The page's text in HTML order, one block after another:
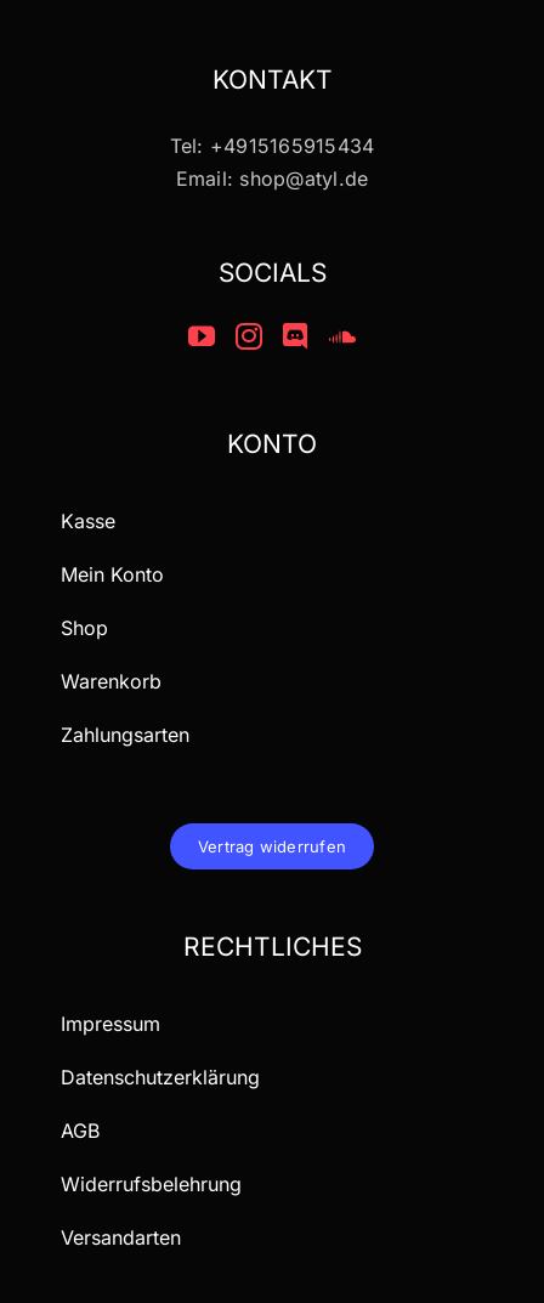
KONTAKT
Tel: +4915165915434
Email: shop@atyl.de
SOCIALS
KONTO
Kasse
Mein Konto
Shop
Warenkorb
Zahlungsarten
Vertrag widerrufen
RECHTLICHES
Impressum
Datenschutzerklärung
AGB
Widerrufsbelehrung
Versandarten